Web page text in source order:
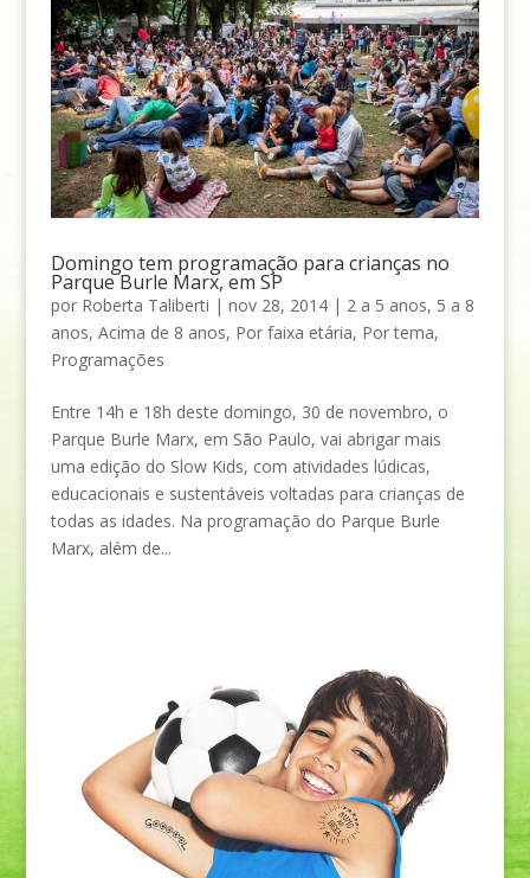
Domingo tem programação para crianças no
Parque Burle Marx, em SP
por Roberta Taliberti | nov 28, 2014| 2 a 5 anos, 5 a 8
anos, Acima de 8 anos, Por faixa etária, Por tema,
Programações
Entre 14h e 18h deste domingo, 30 de novembro, o
Parque Burle Marx, em São Paulo, vai abrigar mais
uma edição do Slow Kids, com atividades lúdicas,
educacionais e sustentáveis voltadas para crianças de
todas as idades. Na programação do Parque Burle
Marx, além de...